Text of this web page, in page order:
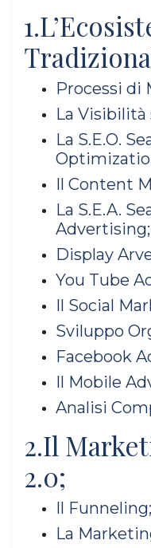
Processi di
La Visibilità
La S.E.O.
Il Content
La S.E.A.
Advertising;
Display
You Tube
Il Social
Sviluppo
Facebook
Il Mobile
Analisi
2.Il
2.0;
Il Funneling;
La